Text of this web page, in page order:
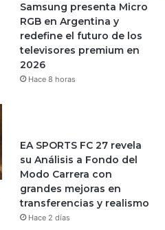
Samsung presenta Micro
RGB en Argentina y
redefine el futuro de los
televisores premium en
2026
Hace 8 horas
EA SPORTS FC 27 revela
su Análisis a Fondo del
Modo Carrera con
grandes mejoras en
transferencias y realismo
Hace 2 días